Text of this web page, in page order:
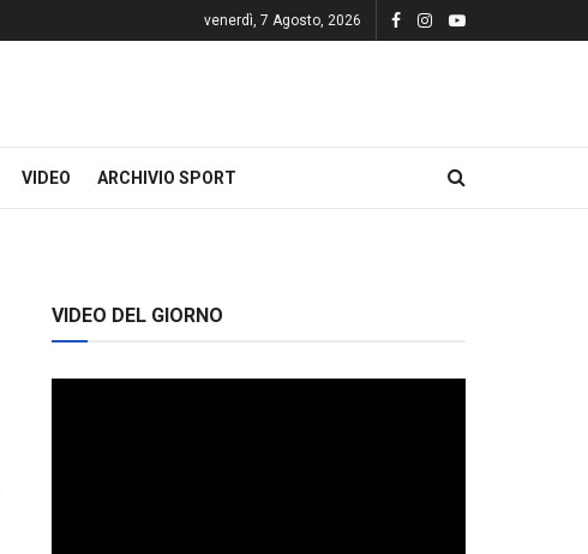
venerdì, 7 Agosto, 2026
VIDEO ARCHIVIO SPORT
VIDEO DEL GIORNO